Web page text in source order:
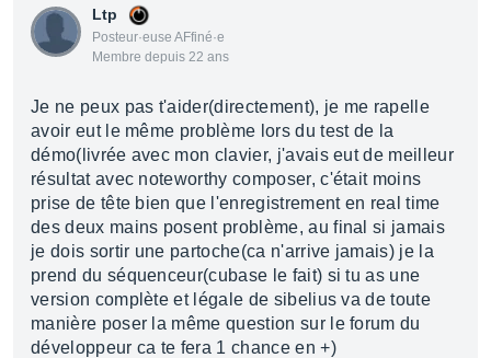
Ltp
Posteur·euse AFfiné·e
Membre depuis 22 ans
Je ne peux pas t'aider(directement), je me rapelle
avoir eut le même problème lors du test de la
démo(livrée avec mon clavier, j'avais eut de meilleur
résultat avec noteworthy composer, c'était moins
prise de tête bien que l'enregistrement en real time
des deux mains posent problème, au final si jamais
je dois sortir une partoche(ca n'arrive jamais) je la
prend du séquenceur(cubase le fait) si tu as une
version complète et légale de sibelius va de toute
manière poser la même question sur le forum du
développeur ca te fera 1 chance en +)